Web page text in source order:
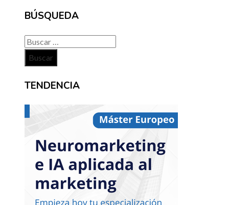
BÚSQUEDA
Buscar:
TENDENCIA